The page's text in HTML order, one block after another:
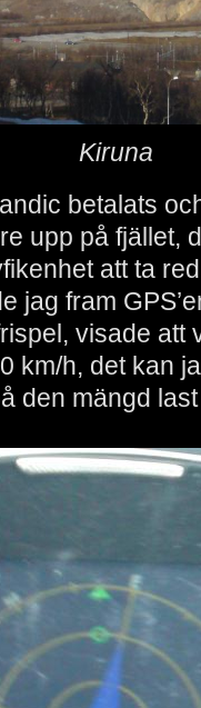
Kiruna
betalats
upp på fjället,
att ta
jag fram
visade att
km/h, det kan
den mängd